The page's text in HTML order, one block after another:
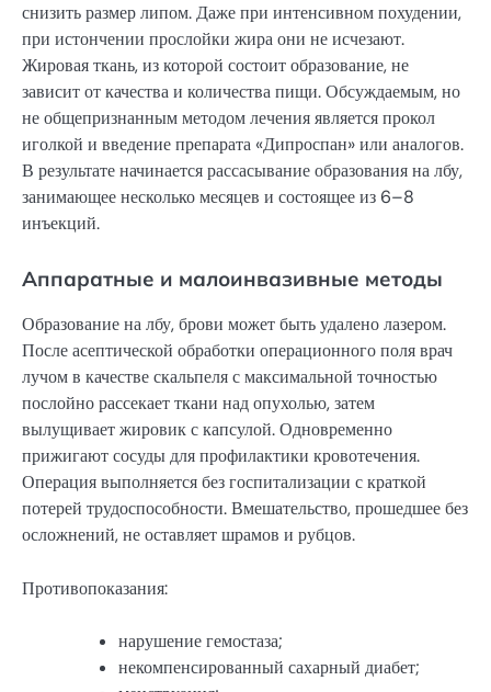
снизить размер липом. Даже при интенсивном похудении,
при истончении прослойки жира они не исчезают.
Жировая ткань, из которой состоит образование, не
зависит от качества и количества пищи. Обсуждаемым, но
не общепризнанным методом лечения является прокол
иголкой и введение препарата «Дипроспан» или аналогов.
В результате начинается рассасывание образования на лбу,
занимающее несколько месяцев и состоящее из 6–8
инъекций.
Аппаратные и малоинвазивные методы
Образование на лбу, брови может быть удалено лазером.
После асептической обработки операционного поля врач
лучом в качестве скальпеля с максимальной точностью
послойно рассекает ткани над опухолью, затем
вылущивает жировик с капсулой. Одновременно
прижигают сосуды для профилактики кровотечения.
Операция выполняется без госпитализации с краткой
потерей трудоспособности. Вмешательство, прошедшее без
осложнений, не оставляет шрамов и рубцов.
Противопоказания:
нарушение гемостаза;
некомпенсированный сахарный диабет;